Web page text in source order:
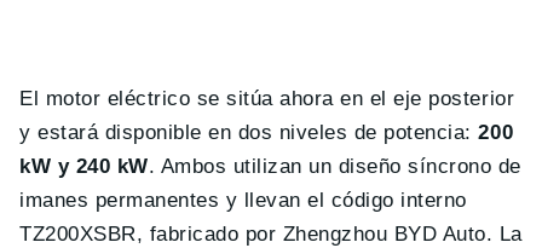
El motor eléctrico se sitúa ahora en el eje posterior
y estará disponible en dos niveles de potencia:200
kW y 240 kW. Ambos utilizan un diseño síncrono de
imanes permanentes y llevan el código interno
TZ200XSBR, fabricado por Zhengzhou BYD Auto. La